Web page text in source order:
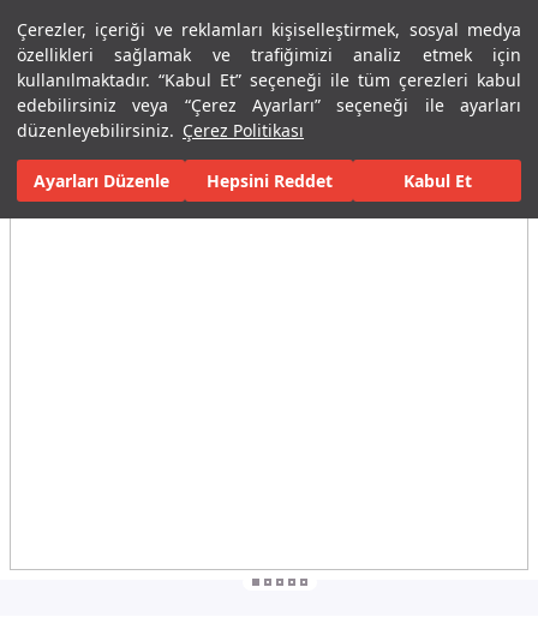
Çerezler, içeriği ve reklamları kişiselleştirmek, sosyal medya
özellikleri sağlamak ve trafiğimizi analiz etmek için
kullanılmaktadır. “Kabul Et” seçeneği ile tüm çerezleri kabul
edebilirsiniz veya “Çerez Ayarları” seçeneği ile ayarları
düzenleyebilirsiniz. Çerez Politikası
Ayarları Düzenle Hepsini Reddet Kabul Et
Menü Menü
Ana Sayfa Karolar Konut İçi Alanlar Banyo Seramikleri
Tüm Görseller(10)